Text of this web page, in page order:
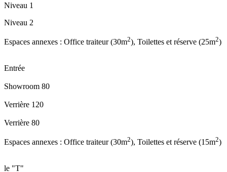
Niveau 1
Niveau 2
Espaces annexes : Office traiteur (30m2), Toilettes et réserve (25m2)
Entrée
Showroom 80
Verrière 120
Verrière 80
Espaces annexes : Office traiteur (30m2), Toilettes et réserve (15m2)
le "T"